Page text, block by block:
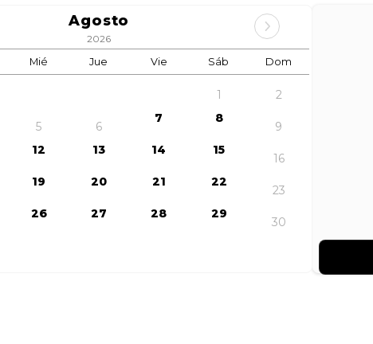
Agosto
2026
Mié Jue Vie Sáb Dom
1 2
5 6
7 8
9
12 13 14 15
16
19 20 21 22
23
26 27 28 29
30